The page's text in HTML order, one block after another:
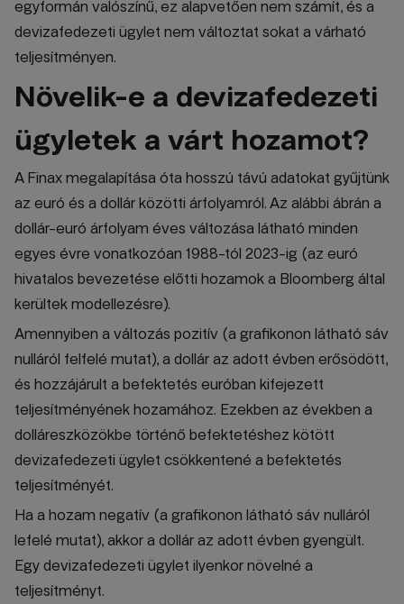
egyformán valószínű, ez alapvetően nem számít, és a
devizafedezeti ügylet nem változtat sokat a várható
teljesítményen.
Növelik-e a devizafedezeti
ügyletek a várt hozamot?
A Finax megalapítása óta hosszú távú adatokat gyűjtünk
az euró és a dollár közötti árfolyamról. Az alábbi ábrán a
dollár-euró árfolyam éves változása látható minden
egyes évre vonatkozóan 1988-tól 2023-ig (az euró
hivatalos bevezetése előtti hozamok a Bloomberg által
kerültek modellezésre).
Amennyiben a változás pozitív (a grafikonon látható sáv
nulláról felfelé mutat), a dollár az adott évben erősödött,
és hozzájárult a befektetés euróban kifejezett
teljesítményének hozamához. Ezekben az években a
dolláreszközökbe történő befektetéshez kötött
devizafedezeti ügylet csökkentené a befektetés
teljesítményét.
Ha a hozam negatív (a grafikonon látható sáv nulláról
lefelé mutat), akkor a dollár az adott évben gyengült.
Egy devizafedezeti ügylet ilyenkor növelné a
teljesítményt.